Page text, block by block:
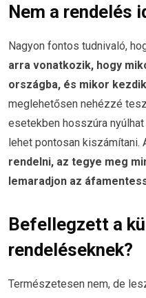
Nem a rendelés
Nagyon fontos tudnivaló,
arra vonatkozik, hogy
országba, és mikor
meglehetősen nehézzé
esetekben hosszúra
lehet pontosan kiszámítani.
rendelni, az tegye meg
lemaradjon az
Befellegzett a
rendeléseknek?
Természetesen nem, de